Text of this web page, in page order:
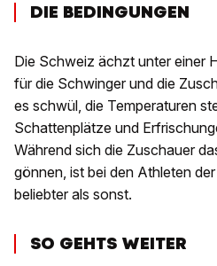
DIE BEDINGUNGEN
Die Schweiz ächzt unter einer
für die Schwinger und die
es schwül, die Temperaturen
Schattenplätze und
Während sich die Zuschauer
gönnen, ist bei den Athleten
beliebter als sonst.
SO GEHTS WEITER